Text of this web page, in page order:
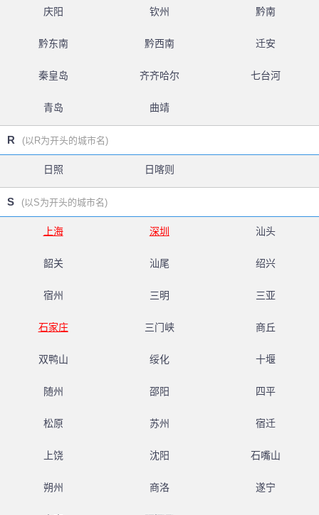
庆阳 钦州 黔南
黔东南 黔西南 迁安
秦皇岛 齐齐哈尔 七台河
青岛 曲靖
R (以R为开头的城市名)
日照 日喀则
S (以S为开头的城市名)
上海 深圳 汕头
韶关 汕尾 绍兴
宿州 三明 三亚
石家庄 三门峡 商丘
双鸭山 绥化 十堰
随州 邵阳 四平
松原 苏州 宿迁
上饶 沈阳 石嘴山
朔州 商洛 遂宁